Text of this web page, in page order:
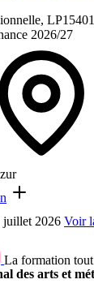
2026/27
juillet 2026 Voir
La formation
des arts et